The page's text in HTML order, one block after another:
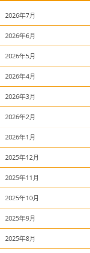
2026年7月
2026年6月
2026年5月
2026年4月
2026年3月
2026年2月
2026年1月
2025年12月
2025年11月
2025年10月
2025年9月
2025年8月